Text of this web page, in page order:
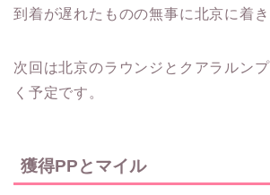
到着が遅れたものの無事に北京に着き
次回は北京のラウンジとクアラルン
く予定です。
獲得PPとマイル